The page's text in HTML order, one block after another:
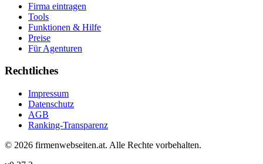
Firma eintragen
Tools
Funktionen & Hilfe
Preise
Für Agenturen
Rechtliches
Impressum
Datenschutz
AGB
Ranking-Transparenz
© 2026 firmenwebseiten.at. Alle Rechte vorbehalten.